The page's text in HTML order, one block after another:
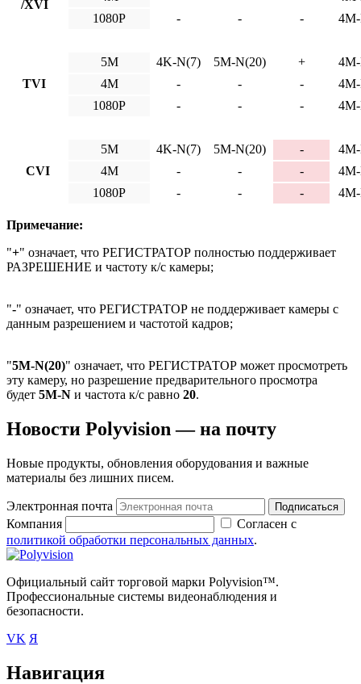
/XVI
1080P
- - -
TVI
5M 4K-N(7) 5M-N(20) +
4M
- - -
1080P
- - -
CVI
5M 4K-N(7) 5M-N(20) -
4M
- - -
1080P
- - -
Примечание:
"+" означает, что РЕГИСТРАТОР полностью поддерживает
РАЗРЕШЕНИЕ и частоту к/с камеры;
"-" означает, что РЕГИСТРАТОР не поддерживает камеры с
данным разрешением и частотой кадров;
"5M-N(20)" означает, что РЕГИСТРАТОР может просмотреть
эту камеру, но разрешение предварительного просмотра
будет 5M-N и частота к/с равно 20.
Новости Polyvision — на почту
Новые продукты, обновления оборудования и важные
материалы без лишних писем.
Электронная почта Подписаться
Компания
Согласен с
политикой обработки персональных данных.
Официальный сайт торговой марки Polyvision™.
Профессиональные системы видеонаблюдения и
безопасности.
VK Я
Навигация